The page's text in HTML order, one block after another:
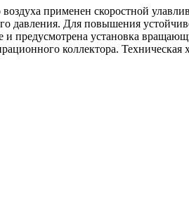
применен скоростной
давления. Для повышения
предусмотрена установка
коллектора. Техническая